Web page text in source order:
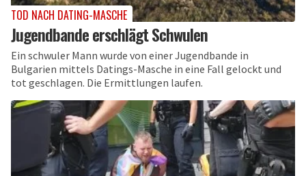
TOD NACH DATING-MASCHE
Jugendbande erschlägt Schwulen
Ein schwuler Mann wurde von einer Jugendbande in
Bulgarien mittels Datings-Masche in eine Fall gelockt und
tot geschlagen. Die Ermittlungen laufen.